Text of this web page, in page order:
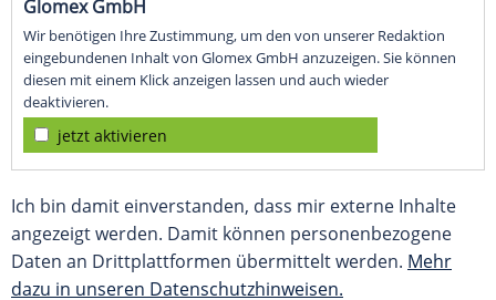
Glomex GmbH
Wir benötigen Ihre Zustimmung, um den von unserer Redaktion
eingebundenen Inhalt von Glomex GmbH anzuzeigen. Sie können
diesen mit einem Klick anzeigen lassen und auch wieder
deaktivieren.
jetzt aktivieren
Ich bin damit einverstanden, dass mir externe Inhalte
angezeigt werden. Damit können personenbezogene
Daten an Drittplattformen übermittelt werden. Mehr
dazu in unseren Datenschutzhinweisen.